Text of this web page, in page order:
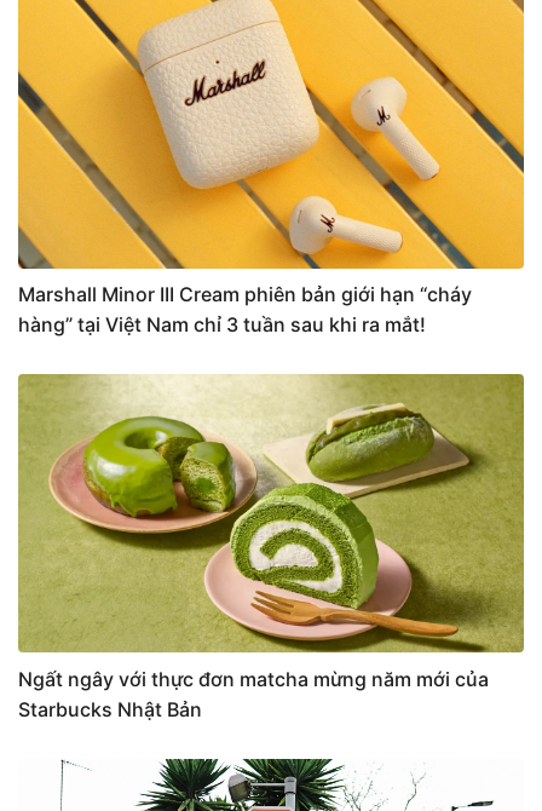
Marshall Minor III Cream phiên bản giới hạn “cháy
hàng” tại Việt Nam chỉ 3 tuần sau khi ra mắt!
Ngất ngây với thực đơn matcha mừng năm mới của
Starbucks Nhật Bản